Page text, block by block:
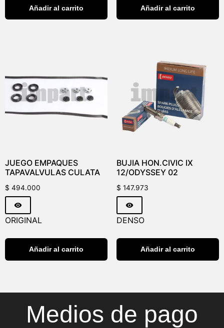
Añadir al carrito Añadir al carrito
JUEGO EMPAQUES
TAPAVALVULAS CULATA
$ 494.000
ORIGINAL
Añadir al carrito
BUJIA HON.CIVIC IX
12/ODYSSEY 02
$ 147.973
DENSO
Añadir al carrito
Medios de pago